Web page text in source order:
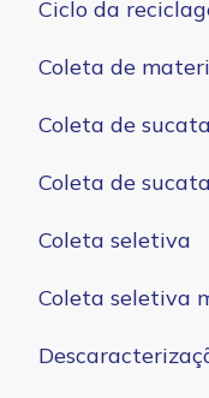
Ciclo da
Coleta de
Coleta de sucata
Coleta de
Coleta seletiva
Coleta seletiva